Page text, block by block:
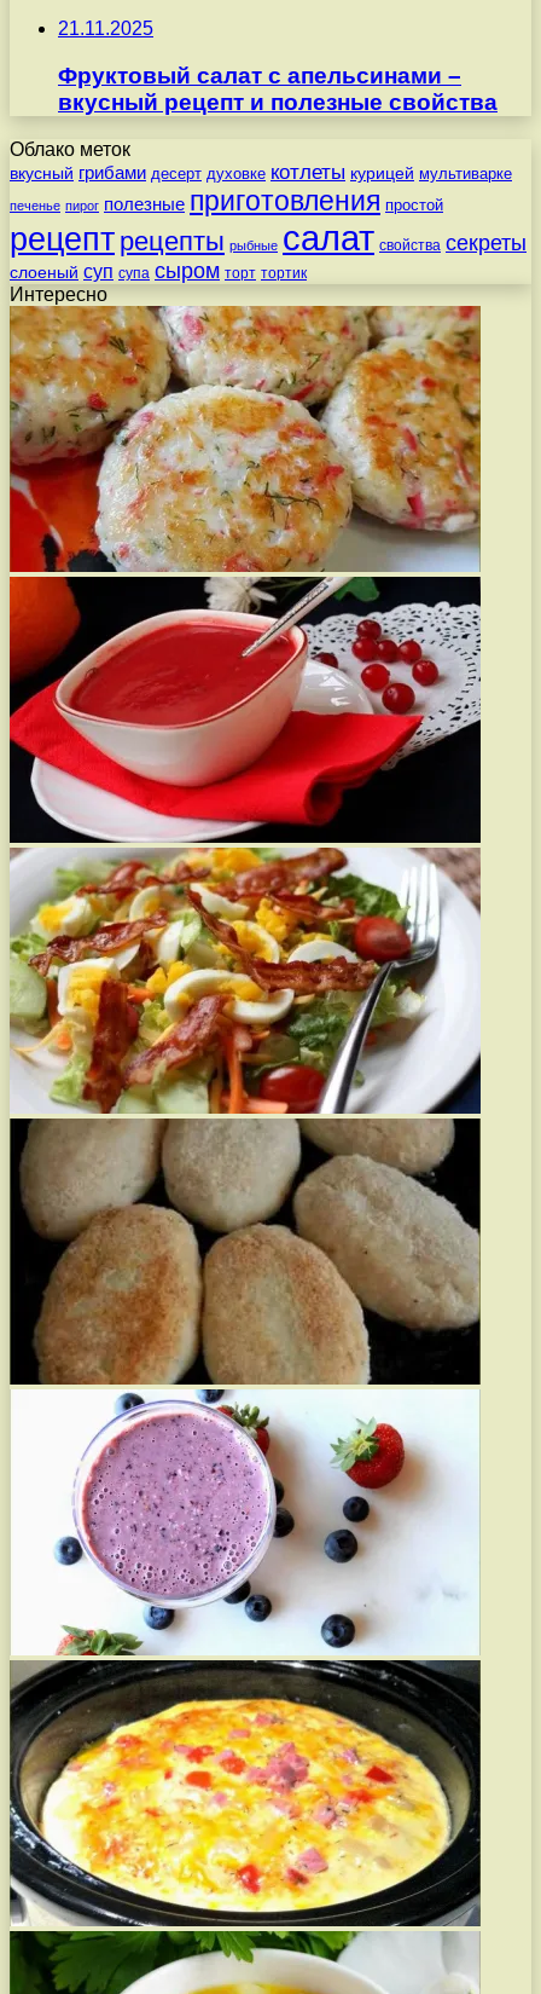
21.11.2025
Фруктовый салат с апельсинами –
вкусный рецепт и полезные свойства
Облако меток
вкусный грибами десерт духовке котлеты курицей мультиварке
печенье пирог полезные приготовления простой
рецепт рецепты рыбные салат свойства секреты
слоеный суп супа сыром торт тортик
Интересно